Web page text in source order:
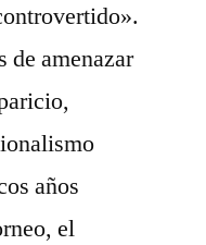
de amenazar
años
el